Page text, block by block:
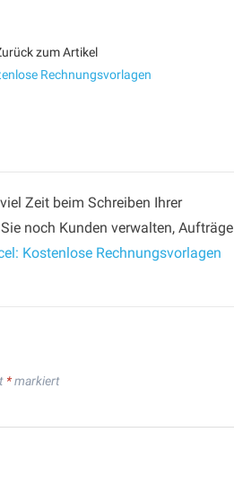
zum Artikel
Rechnungsvorlagen
Zeit beim Schreiben Ihrer
noch Kunden verwalten, Aufträge
Kostenlose Rechnungsvorlagen
*markiert